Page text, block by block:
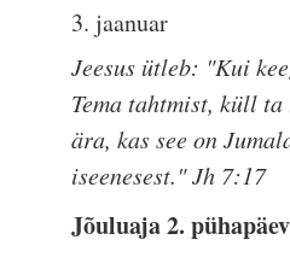
3. jaanuar
Jeesus ütleb: "Kui
Tema tahtmist, küll ta
ära, kas see on
iseenesest." Jh 7:17
Jõuluaja 2. pühapäev